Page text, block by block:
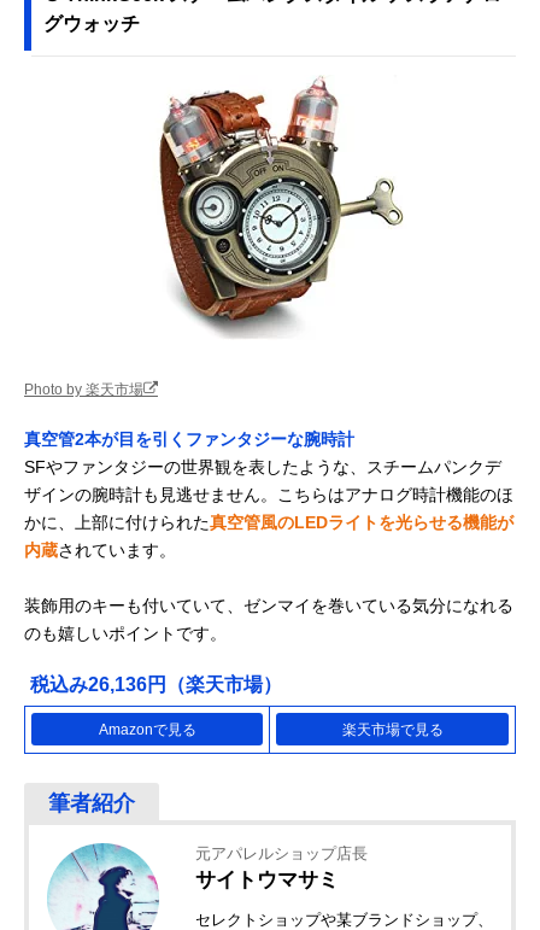
グウォッチ
Photo by 楽天市場
真空管2本が目を引くファンタジーな腕時計
SFやファンタジーの世界観を表したような、スチームパンクデ
ザインの腕時計も見逃せません。こちらはアナログ時計機能のほ
かに、上部に付けられた真空管風のLEDライトを光らせる機能が
内蔵されています。
装飾用のキーも付いていて、ゼンマイを巻いている気分になれる
のも嬉しいポイントです。
税込み26,136円（楽天市場）
Amazonで見る 楽天市場で見る
元アパレルショップ店長
サイトウマサミ
セレクトショップや某ブランドショップ、